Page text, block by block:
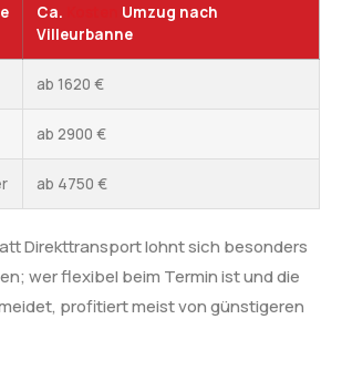
Ca.
Umzug nach
Villeurbanne
ab 1620 €
ab 2900 €
ab 4750 €
Direkttransport lohnt sich besonders
wer flexibel beim Termin ist und die
profitiert meist von günstigeren